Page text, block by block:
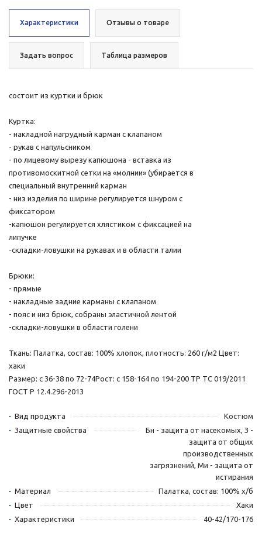
Характеристики Отзывы о товаре
Задать вопрос Таблица размеров
состоит из куртки и брюк
Куртка:
- накладной нагрудный карман с клапаном
- рукав с напульсником
- по лицевому вырезу капюшона - вставка из
противомоскитной сетки на «молнии» (убирается в
специальный внутренний карман
- низ изделия по ширине регулируется шнуром с
фиксатором
-капюшон регулируется хлястиком с фиксацией на
липучке
-складки-ловушки на рукавах и в области талии
Брюки:
- прямые
- накладные задние карманы с клапаном
- пояс и низ брюк, собраны эластичной лентой
-складки-ловушки в области голени
Ткань: Палатка, состав: 100% хлопок, плотность: 260 г/м2 Цвет:
хаки
Размер: с 36-38 по 72-74Рост: с 158-164 по 194-200 ТР ТС 019/2011
ГОСТ Р 12.4.296-2013
Вид продукта
Костюм
Защитные свойства
Бн - защита от насекомых, З -
защита от общих
производственных
загрязнений, Ми - защита от
истирания
Материал
Палатка, состав: 100% х/б
Цвет
Хаки
Характеристики
40-42/170-176